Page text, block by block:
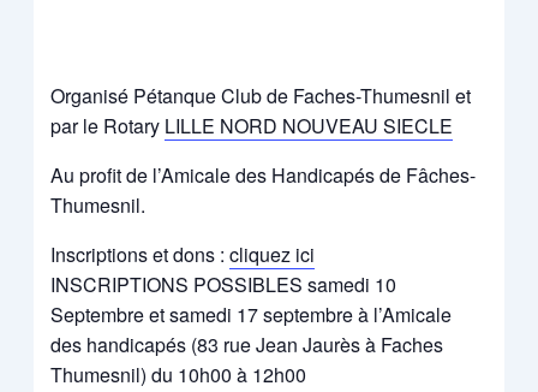
Organisé Pétanque Club de Faches-Thumesnil et
par le Rotary LILLE NORD NOUVEAU SIECLE
Au profit de l’Amicale des Handicapés de Fâches-
Thumesnil.
Inscriptions et dons :cliquez ici
INSCRIPTIONS POSSIBLES samedi 10
Septembre et samedi 17 septembre à l’Amicale
des handicapés (83 rue Jean Jaurès à Faches
Thumesnil) du 10h00 à 12h00